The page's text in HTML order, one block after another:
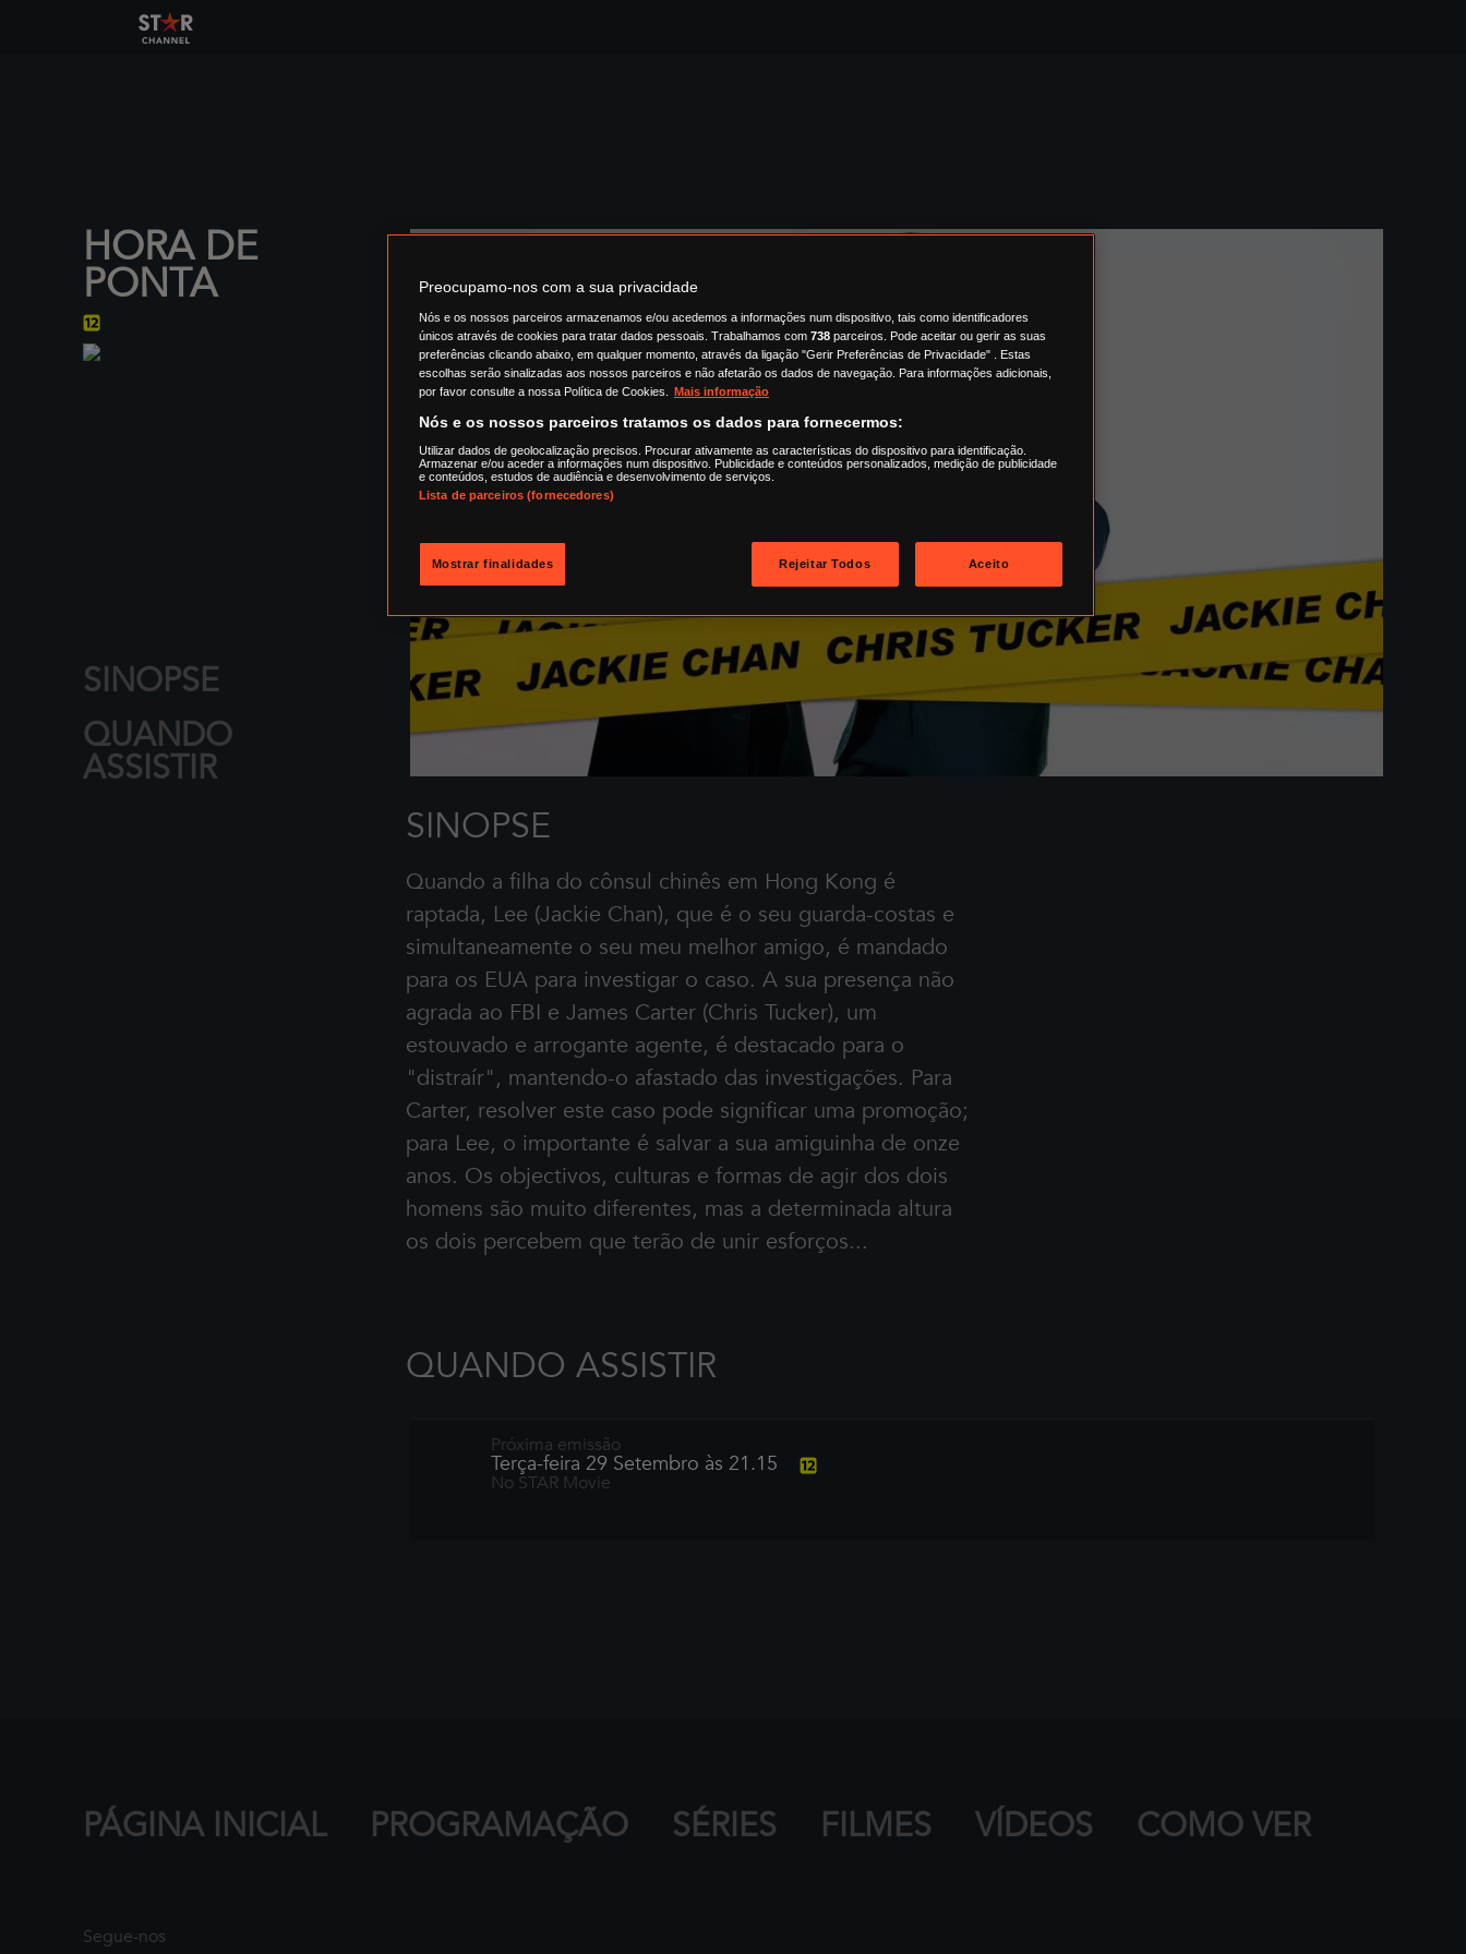
HORA DE
PONTA
SINOPSE
QUANDO
ASSISTIR
SINOPSE
Quando a filha do cônsul chinês em Hong Kong é
raptada, Lee (Jackie Chan), que é o seu guarda-costas e
simultaneamente o seu meu melhor amigo, é mandado
para os EUA para investigar o caso. A sua presença não
agrada ao FBI e James Carter (Chris Tucker), um
estouvado e arrogante agente, é destacado para o
"distraír", mantendo-o afastado das investigações. Para
Carter, resolver este caso pode significar uma promoção;
para Lee, o importante é salvar a sua amiguinha de onze
anos. Os objectivos, culturas e formas de agir dos dois
homens são muito diferentes, mas a determinada altura
os dois percebem que terão de unir esforços...
QUANDO ASSISTIR
Próxima emissão
Terça-feira 29 Setembro às 21.15
No STAR Movie
PÁGINA INICIAL PROGRAMAÇÃO SÉRIES FILMES VÍDEOS COMO VER
Segue-nos
Preocupamo-nos com a sua privacidade
Nós e os nossos parceiros armazenamos e/ou acedemos a informações num dispositivo, tais como identificadores
únicos através de cookies para tratar dados pessoais. Trabalhamos com 738 parceiros. Pode aceitar ou gerir as suas
preferências clicando abaixo, em qualquer momento, através da ligação "Gerir Preferências de Privacidade" . Estas
escolhas serão sinalizadas aos nossos parceiros e não afetarão os dados de navegação. Para informações adicionais,
por favor consulte a nossa Política de Cookies.
Mais informação
Nós e os nossos parceiros tratamos os dados para fornecermos:
Utilizar dados de geolocalização precisos. Procurar ativamente as características do dispositivo para identificação.
Armazenar e/ou aceder a informações num dispositivo. Publicidade e conteúdos personalizados, medição de publicidade
e conteúdos, estudos de audiência e desenvolvimento de serviços.
Lista de parceiros (fornecedores)
Mostrar finalidades Rejeitar Todos Aceito